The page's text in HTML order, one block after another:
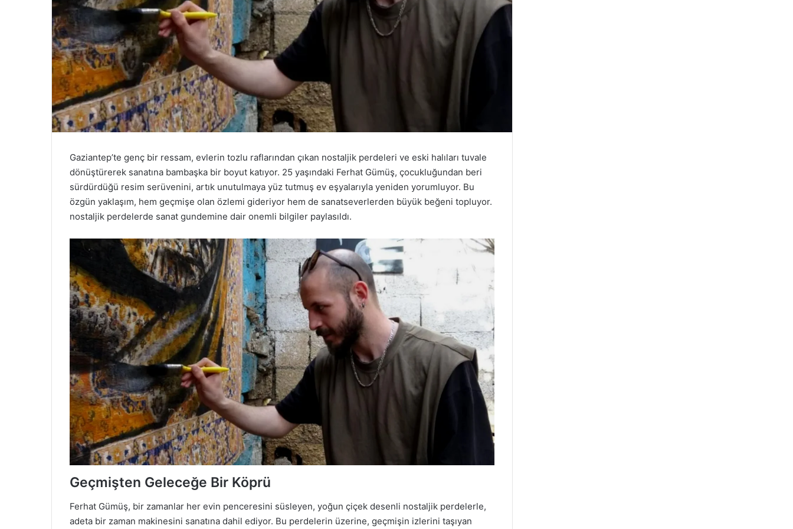
Gaziantep’te genç bir ressam, evlerin tozlu raflarından çıkan nostaljik perdeleri ve eski halıları tuvale
dönüştürerek sanatına bambaşka bir boyut katıyor. 25 yaşındaki Ferhat Gümüş, çocukluğundan beri
sürdürdüğü resim serüvenini, artık unutulmaya yüz tutmuş ev eşyalarıyla yeniden yorumluyor. Bu
özgün yaklaşım, hem geçmişe olan özlemi gideriyor hem de sanatseverlerden büyük beğeni topluyor.
nostaljik perdelerde sanat gundemine dair onemli bilgiler paylasıldı.
Geçmişten Geleceğe Bir Köprü
Ferhat Gümüş, bir zamanlar her evin penceresini süsleyen, yoğun çiçek desenli nostaljik perdelerle,
adeta bir zaman makinesini sanatına dahil ediyor. Bu perdelerin üzerine, geçmişin izlerini taşıyan